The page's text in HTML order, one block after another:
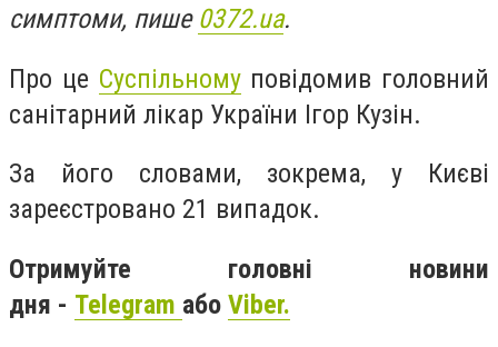
симптоми, пише 0372.ua.
Про це Суспільномуповідомив головний
санітарний лікар України Ігор Кузін.
За його словами, зокрема, у Києві
зареєстровано 21 випадок.
Отримуйте головні новини
дня - Telegram або Viber.